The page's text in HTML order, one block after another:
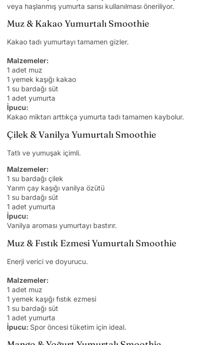
veya haşlanmış yumurta sarısı kullanılması öneriliyor.
Muz & Kakao Yumurtalı Smoothie
Kakao tadı yumurtayı tamamen gizler.
Malzemeler:
1 adet muz
1 yemek kaşığı kakao
1 su bardağı süt
1 adet yumurta
İpucu:
Kakao miktarı arttıkça yumurta tadı tamamen kaybolur.
Çilek & Vanilya Yumurtalı Smoothie
Tatlı ve yumuşak içimli.
Malzemeler:
1 su bardağı çilek
Yarım çay kaşığı vanilya özütü
1 su bardağı süt
1 adet yumurta
İpucu:
Vanilya aroması yumurtayı bastırır.
Muz & Fıstık Ezmesi Yumurtalı Smoothie
Enerji verici ve doyurucu.
Malzemeler:
1 adet muz
1 yemek kaşığı fıstık ezmesi
1 su bardağı süt
1 adet yumurta
İpucu: Spor öncesi tüketim için ideal.